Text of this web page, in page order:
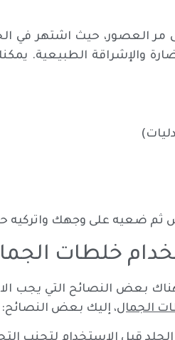
مر العصور، حيث اشتهر في
والإشراقة الطبيعية.
ضعيه على وجهك واتركيه
خلطات
بعض النصائح التي يجب
الجمال، إليك بعض النصائح: